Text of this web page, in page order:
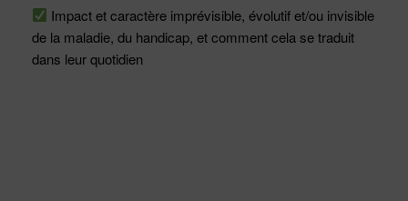
Impact et caractère imprévisible, évolutif et/ou invisible
de la maladie, du handicap, et comment cela se traduit
dans leur quotidien